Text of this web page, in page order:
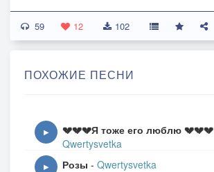
59 12 102
ПОХОЖИЕ ПЕСНИ
▶ 💔💔💔Я тоже его люблю 💔💔💔
Qwertysvetka
▶ Розы - Qwertysvetka